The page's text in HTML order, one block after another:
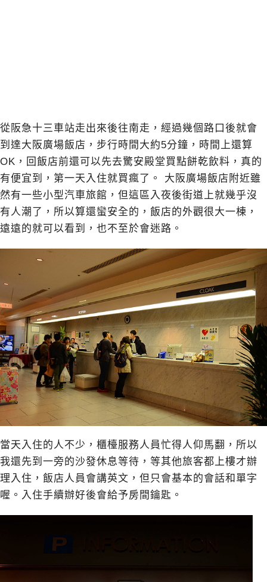
從阪急十三車站走出來後往南走，經過幾個路口後就會
到達大阪廣場飯店，步行時間大約5分鐘，時間上還算
OK，回飯店前還可以先去驚安殿堂買點餅乾飲料，真的
有便宜到，第一天入住就買瘋了。 大阪廣場飯店附近雖
然有一些小型汽車旅館，但這區入夜後街道上就幾乎沒
有人潮了，所以算還蠻安全的，飯店的外觀很大一棟，
遠遠的就可以看到，也不至於會迷路。
當天入住的人不少，櫃檯服務人員忙得人仰馬翻，所以
我還先到一旁的沙發休息等待，等其他旅客都上樓才辦
理入住，飯店人員會講英文，但只會基本的會話和單字
喔。入住手續辦好後會給予房間鑰匙。